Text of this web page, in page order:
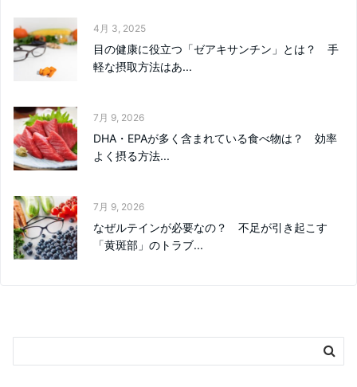
4月 3, 2025
目の健康に役立つ「ゼアキサンチン」とは？ 手
軽な摂取方法はあ...
7月 9, 2026
DHA・EPAが多く含まれている食べ物は？ 効率
よく摂る方法...
7月 9, 2026
なぜルテインが必要なの？ 不足が引き起こす
「黄斑部」のトラブ...